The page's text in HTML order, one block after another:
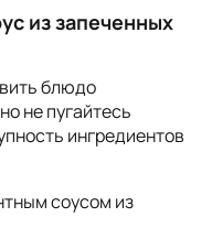
из запеченных
блюдо
не пугайтесь
ингредиентов
соусом из